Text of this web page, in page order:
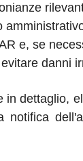
e, se
danni
dettaglio,
notifica